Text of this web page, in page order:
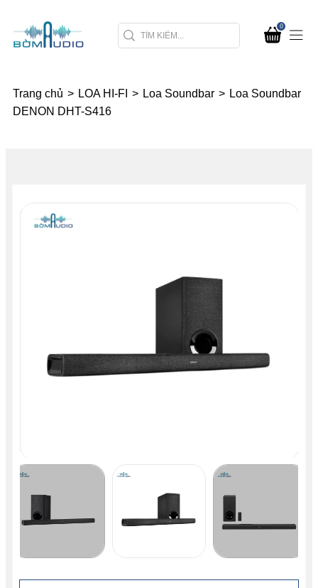
0
Trang chủ > LOA HI-FI > Loa Soundbar > Loa Soundbar
DENON DHT-S416